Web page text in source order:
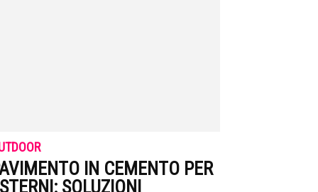
IN CEMENTO PER
SOLUZIONI